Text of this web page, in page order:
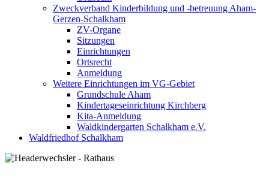
Zweckverband Kinderbildung und -betreuung Aham-
Gerzen-Schalkham
ZV-Organe
Sitzungen
Einrichtungen
Ortsrecht
Anmeldung
Weitere Einrichtungen im VG-Gebiet
Grundschule Aham
Kindertageseinrichtung Kirchberg
Kita-Anmeldung
Waldkindergarten Schalkham e.V.
Waldfriedhof Schalkham